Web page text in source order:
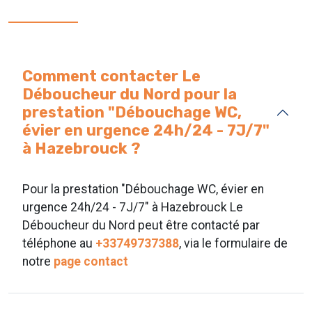
Comment contacter Le
Déboucheur du Nord pour la
prestation "Débouchage WC,
évier en urgence 24h/24 - 7J/7"
à Hazebrouck ?
Pour la prestation "Débouchage WC, évier en
urgence 24h/24 - 7J/7" à Hazebrouck Le
Déboucheur du Nord peut être contacté par
téléphone au +33749737388, via le formulaire de
notre page contact